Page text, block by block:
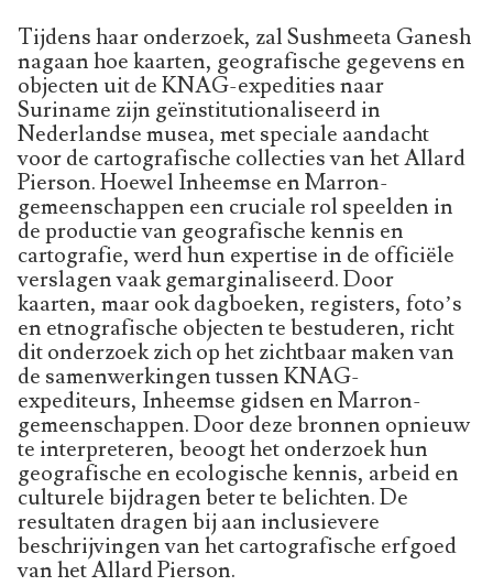
Tijdens haar onderzoek, zal Sushmeeta Ganesh
nagaan hoe kaarten, geografische gegevens en
objecten uit de KNAG-expedities naar
Suriname zijn geïnstitutionaliseerd in
Nederlandse musea, met speciale aandacht
voor de cartografische collecties van het Allard
Pierson. Hoewel Inheemse en Marron-
gemeenschappen een cruciale rol speelden in
de productie van geografische kennis en
cartografie, werd hun expertise in de officiële
verslagen vaak gemarginaliseerd. Door
kaarten, maar ook dagboeken, registers, foto’s
en etnografische objecten te bestuderen, richt
dit onderzoek zich op het zichtbaar maken van
de samenwerkingen tussen KNAG-
expediteurs, Inheemse gidsen en Marron-
gemeenschappen. Door deze bronnen opnieuw
te interpreteren, beoogt het onderzoek hun
geografische en ecologische kennis, arbeid en
culturele bijdragen beter te belichten. De
resultaten dragen bij aan inclusievere
beschrijvingen van het cartografische erfgoed
van het Allard Pierson.